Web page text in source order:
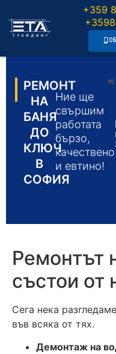
+359
РЕМОНТ
НА
БАНЯ
ДО
КЛЮЧ
В
СОФИЯ
Ние ще
свършим
работата
бързо,
качествено
и евтино!
Ремонтът
състои от
Сега нека
във всяка от тях.
Демонтаж на